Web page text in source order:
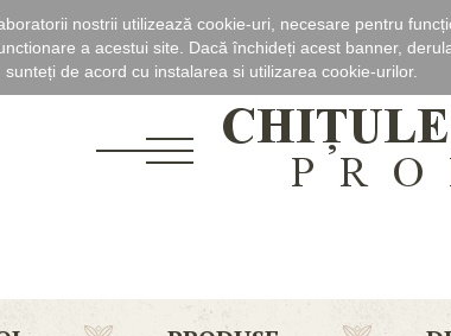
nostrii utilizează cookie-uri, necesare pentru
a acestui site. Dacă închideți acest banner,
de acord cu instalarea si utilizarea cookie-urilor.